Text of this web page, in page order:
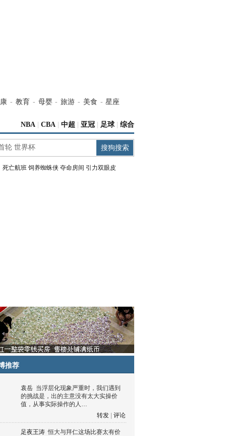
- 教育 - 母婴 - 旅游 - 美食 - 星座
NBA CBA 中超 亚冠 足球 综合
死亡航班 饲养蜘蛛侠 夺命房间 引力双眼皮
推荐
袁岳 当浮层化现象严重时，我们遇到
的挑战是，出的主意没有太大实操价
值，从事实际操作的人…
转发
评论
足夜王涛 恒大与拜仁这场比赛太有价